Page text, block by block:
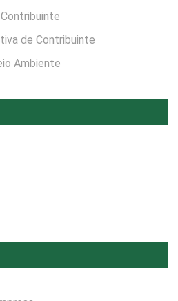
de Contribuinte
Ambiente